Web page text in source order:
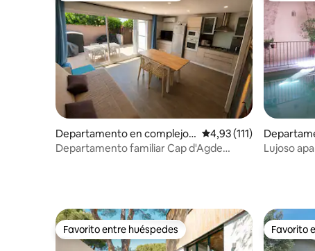
Departamento en complejo r
esidencial en Agde
Calificación promedio:
4,93 (111)
Departamento familiar Cap d'Agde
Lujoso
Favorito entre huéspedes
Favorito entre huéspedes Favorito
Favorito